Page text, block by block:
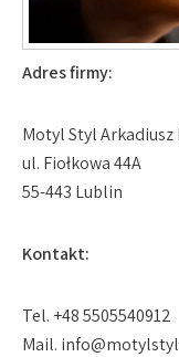
Adres firmy:
Motyl Styl Arkadiusz
ul. Fiołkowa 44A
55-443 Lublin
Kontakt:
Tel. +48 5505540912
Mail.